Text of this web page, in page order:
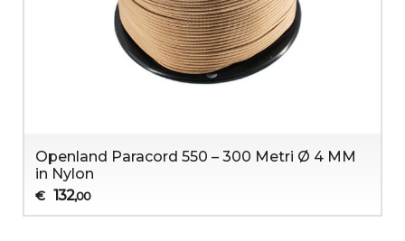
Openland Paracord 550 – 300 Metri Ø 4 MM
in Nylon
€ 132,00